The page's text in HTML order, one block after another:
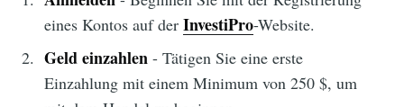
eines Kontos auf der InvestiPro-Website.
Geld einzahlen- Tätigen Sie eine erste
Einzahlung mit einem Minimum von 250 $, um